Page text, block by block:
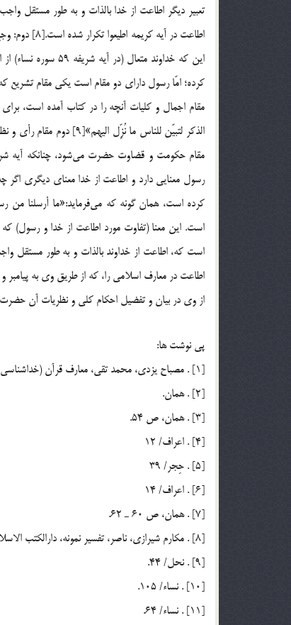
تعبير ديگر اطاعت از خدا بالذات و به طور مستقل
اطاعت در
اين كه خداوند
کرده؛ امّا رسول داراي دو مقام است يكي مقام تشريع
مقام اجمال و کليات آنچه را در كتاب آمده است،
الذكر لتبيّن للناس ما
رسول معنايي دارد و اطاعت از خدا معناي ديگري
است که، اطاعت از خداوند بالذات و به طور مستقل
اطاعت در معارف اسلامي را، که از طريق وي به
از وي در بيان و تفضيل احکام کلي و نظريات آن
پي نوشت ها:
[1] . مصباح يزدي، محمد تقي، معارف قرآن (خداشناسي)، قم، موسسه آموزشي و پژوهشي امام خميني، چاپ اول، 1376ش، ص 49.
[2] . همان.
[3] . همان، ص 54.
[4] . اعراف/ 12
[5] . حِجر/ 39
[6] . اعراف/ 14
[7] . همان، ص 60 ـ 62.
[8] . مكارم شيرازي، ناصر، تفسير نمونه، دارالكتب الاسلاميه، تهران، ج 3، ص 435.
[9] . نحل/ 44.
[10] . نساء/ 105.
[11] . نساء/ 64.